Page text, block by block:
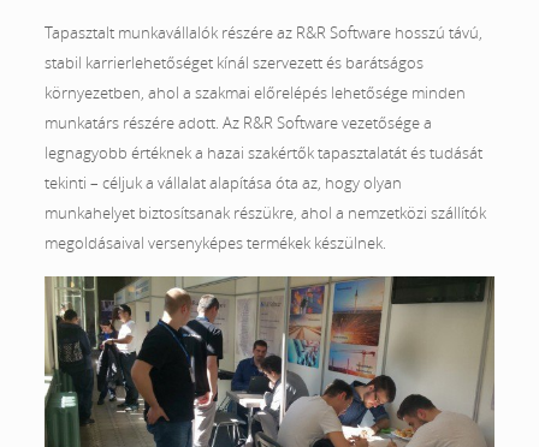
Tapasztalt munkavállalók részére az R&R Software hosszú távú,
stabil karrierlehetőséget kínál szervezett és barátságos
környezetben, ahol a szakmai előrelépés lehetősége minden
munkatárs részére adott. Az R&R Software vezetősége a
legnagyobb értéknek a hazai szakértők tapasztalatát és tudását
tekinti – céljuk a vállalat alapítása óta az, hogy olyan
munkahelyet biztosítsanak részükre, ahol a nemzetközi szállítók
megoldásaival versenyképes termékek készülnek.